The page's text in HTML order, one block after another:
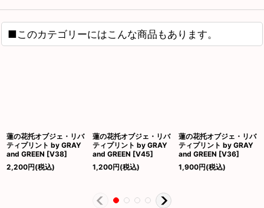
■このカテゴリーにはこんな商品もあります。
蓮の花托オブジェ・リバ
ティプリント by GRAY
and GREEN [V38]
2,200円(税込)
蓮の花托オブジェ・リバ
ティプリント by GRAY
and GREEN [V45]
1,200円(税込)
蓮の花托オブジェ・リバ
ティプリント by GRAY
and GREEN [V36]
1,900円(税込)